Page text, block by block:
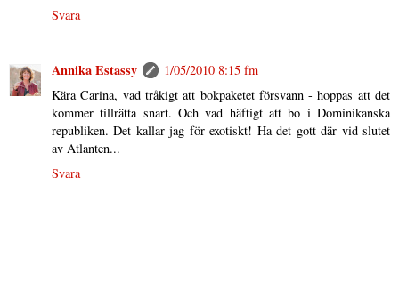
Svara
Annika Estassy
1/05/2010 8:15 fm
Kära Carina, vad tråkigt att bokpaketet försvann - hoppas att det
kommer tillrätta snart. Och vad häftigt att bo i Dominikanska
republiken. Det kallar jag för exotiskt! Ha det gott där vid slutet
av Atlanten...
Svara